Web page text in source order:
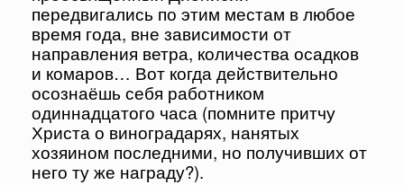
передвигались по этим местам в любое
время года, вне зависимости от
направления ветра, количества осадков
и комаров… Вот когда действительно
осознаёшь себя работником
одиннадцатого часа (помните притчу
Христа о виноградарях, нанятых
хозяином последними, но получивших от
него ту же награду?).